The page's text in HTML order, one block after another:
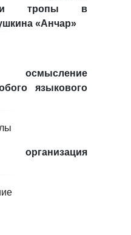
и тропы в
«Анчар»
языкового